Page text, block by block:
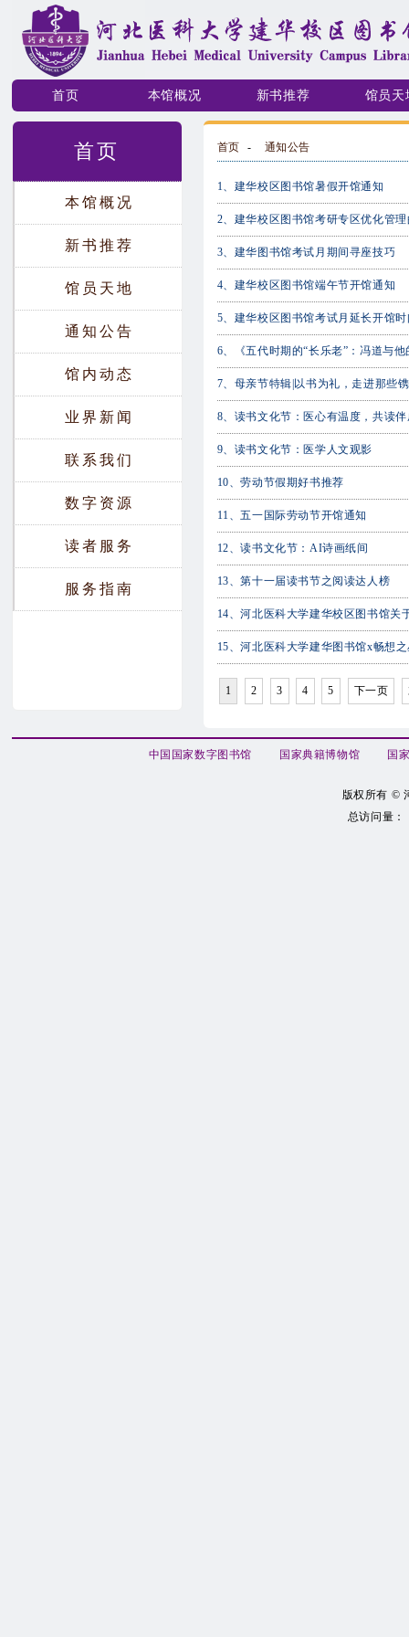
首页 本馆概况 新书推荐 馆员天
首页
本馆概况
新书推荐
馆员天地
通知公告
馆内动态
业界新闻
联系我们
数字资源
读者服务
服务指南
首页 - 通知公告
1、 建华校区图书馆暑假开馆通知
2、 建华校区图书馆考研专区优化管
3、 建华图书馆考试月期间寻座技巧
4、 建华校区图书馆端午节开馆通知
5、 建华校区图书馆考试月延长开馆
6、 《五代时期的“长乐老”：冯道与
7、 母亲节特辑|以书为礼，走进那些
8、 读书文化节：医心有温度，共读
9、 读书文化节：医学人文观影
10、劳动节假期好书推荐
11、五一国际劳动节开馆通知
12、读书文化节：AI诗画纸间
13、第十一届读书节之阅读达人榜
14、河北医科大学建华校区图书馆关
15、河北医科大学建华图书馆x畅想
1 2 3 4 5 下一页
中国国家数字图书馆 国家典籍博物馆 国
版权所有 ©
总访问量：